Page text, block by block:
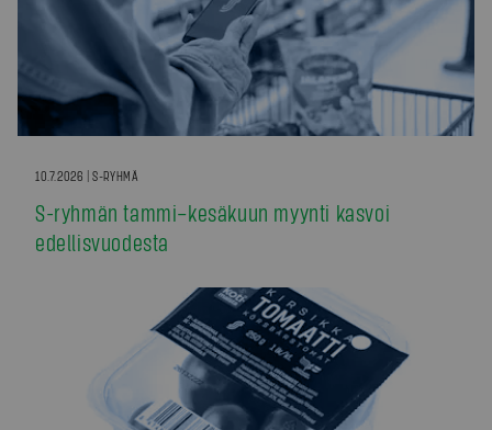
10.7.2026 | S-RYHMÄ
S-ryhmän tammi–kesäkuun myynti kasvoi
edellisvuodesta